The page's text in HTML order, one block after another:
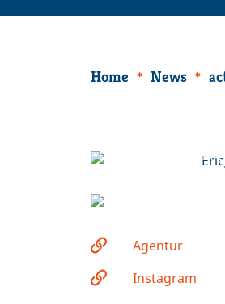
Home News
Foto: Sonja Tobias | Bei
Foto: Sonja Tobias | Bei
Agentur
Instagram